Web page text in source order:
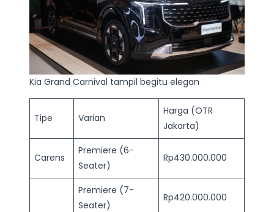
Kia Grand Carnival tampil begitu elegan
Tipe Varian
Harga (OTR
Jakarta)
Carens
Premiere (6-
Seater)
Rp430.000.000
Premiere (7-
Seater)
Rp420.000.000